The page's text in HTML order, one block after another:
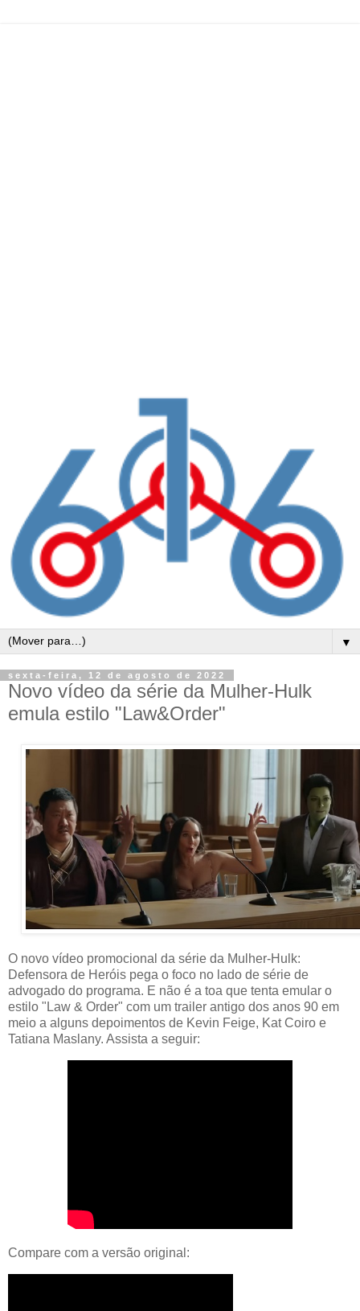
▼
sexta-feira, 12 de agosto de 2022
Novo vídeo da série da Mulher-Hulk
emula estilo "Law&Order"
O novo vídeo promocional da série da Mulher-Hulk:
Defensora de Heróis pega o foco no lado de série de
advogado do programa. E não é a toa que tenta emular o
estilo "Law & Order" com um trailer antigo dos anos 90 em
meio a alguns depoimentos de Kevin Feige, Kat Coiro e
Tatiana Maslany. Assista a seguir:
Compare com a versão original: